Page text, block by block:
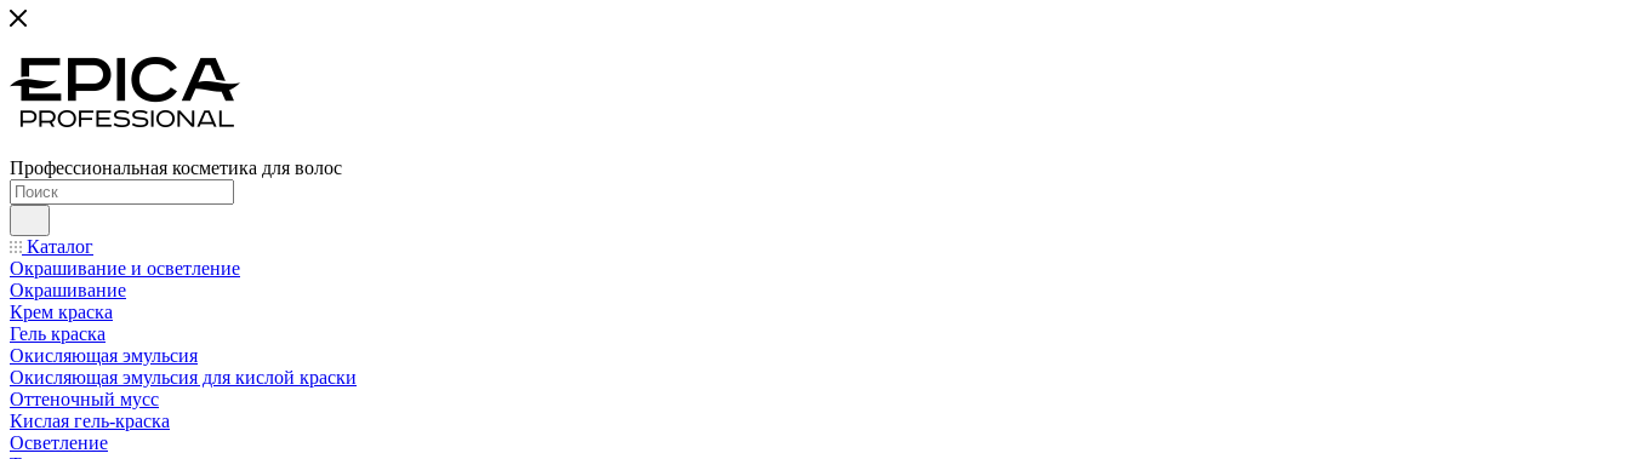
Профессиональная косметика для волос
Каталог
Окрашивание и осветление
Окрашивание
Крем краска
Гель краска
Окисляющая эмульсия
Окисляющая эмульсия для кислой краски
Оттеночный мусс
Кислая гель-краска
Осветление